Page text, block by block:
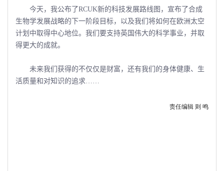
今天，我公布了RCUK新的科技发展路线图，宣布了合成
生物学发展战略的下一阶段目标，以及我们将如何在欧洲太空
计划中取得中心地位。我们要支持英国伟大的科学事业，并取
得更大的成就。
未来我们获得的不仅仅是财富，还有我们的身体健康、生
活质量和对知识的追求……
责任编辑 则 鸣